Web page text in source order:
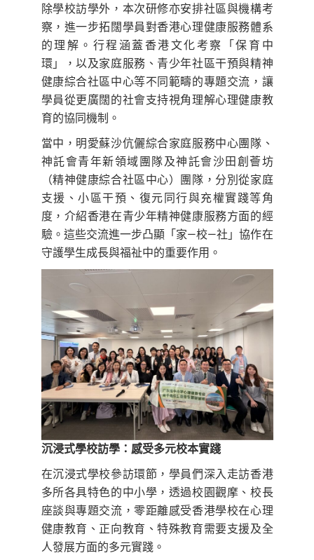
除學校訪學外，本次研修亦安排社區與機構考
察，進一步拓闊學員對香港心理健康服務體系
的理解。行程涵蓋香港文化考察「保育中
環」，以及家庭服務、青少年社區干預與精神
健康綜合社區中心等不同範疇的專題交流，讓
學員從更廣闊的社會支持視角理解心理健康教
育的協同機制。
當中，明愛蘇沙伉儷綜合家庭服務中心團隊、
神託會青年新領域團隊及神託會沙田創薈坊
（精神健康綜合社區中心）團隊，分別從家庭
支援、小區干預、復元同行與充權實踐等角
度，介紹香港在青少年精神健康服務方面的經
驗。這些交流進一步凸顯「家—校—社」協作在
守護學生成長與福祉中的重要作用。
沉浸式學校訪學：感受多元校本實踐
在沉浸式學校參訪環節，學員們深入走訪香港
多所各具特色的中小學，透過校園觀摩、校長
座談與專題交流，零距離感受香港學校在心理
健康教育、正向教育、特殊教育需要支援及全
人發展方面的多元實踐。